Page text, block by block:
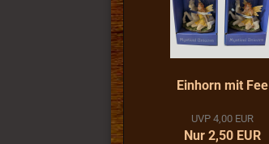
Einhorn mit Fee
UVP 4,00 EUR
Nur 2,50 EUR